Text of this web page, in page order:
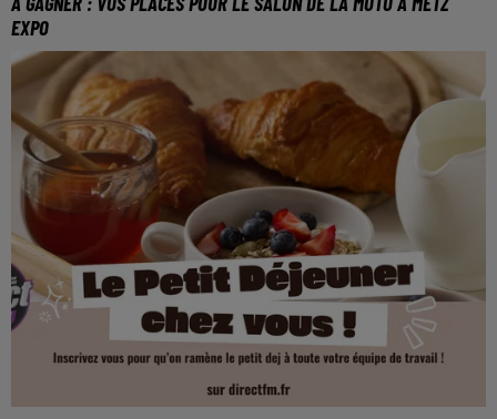
EXPO
Les 7 et 8 mars prochain.